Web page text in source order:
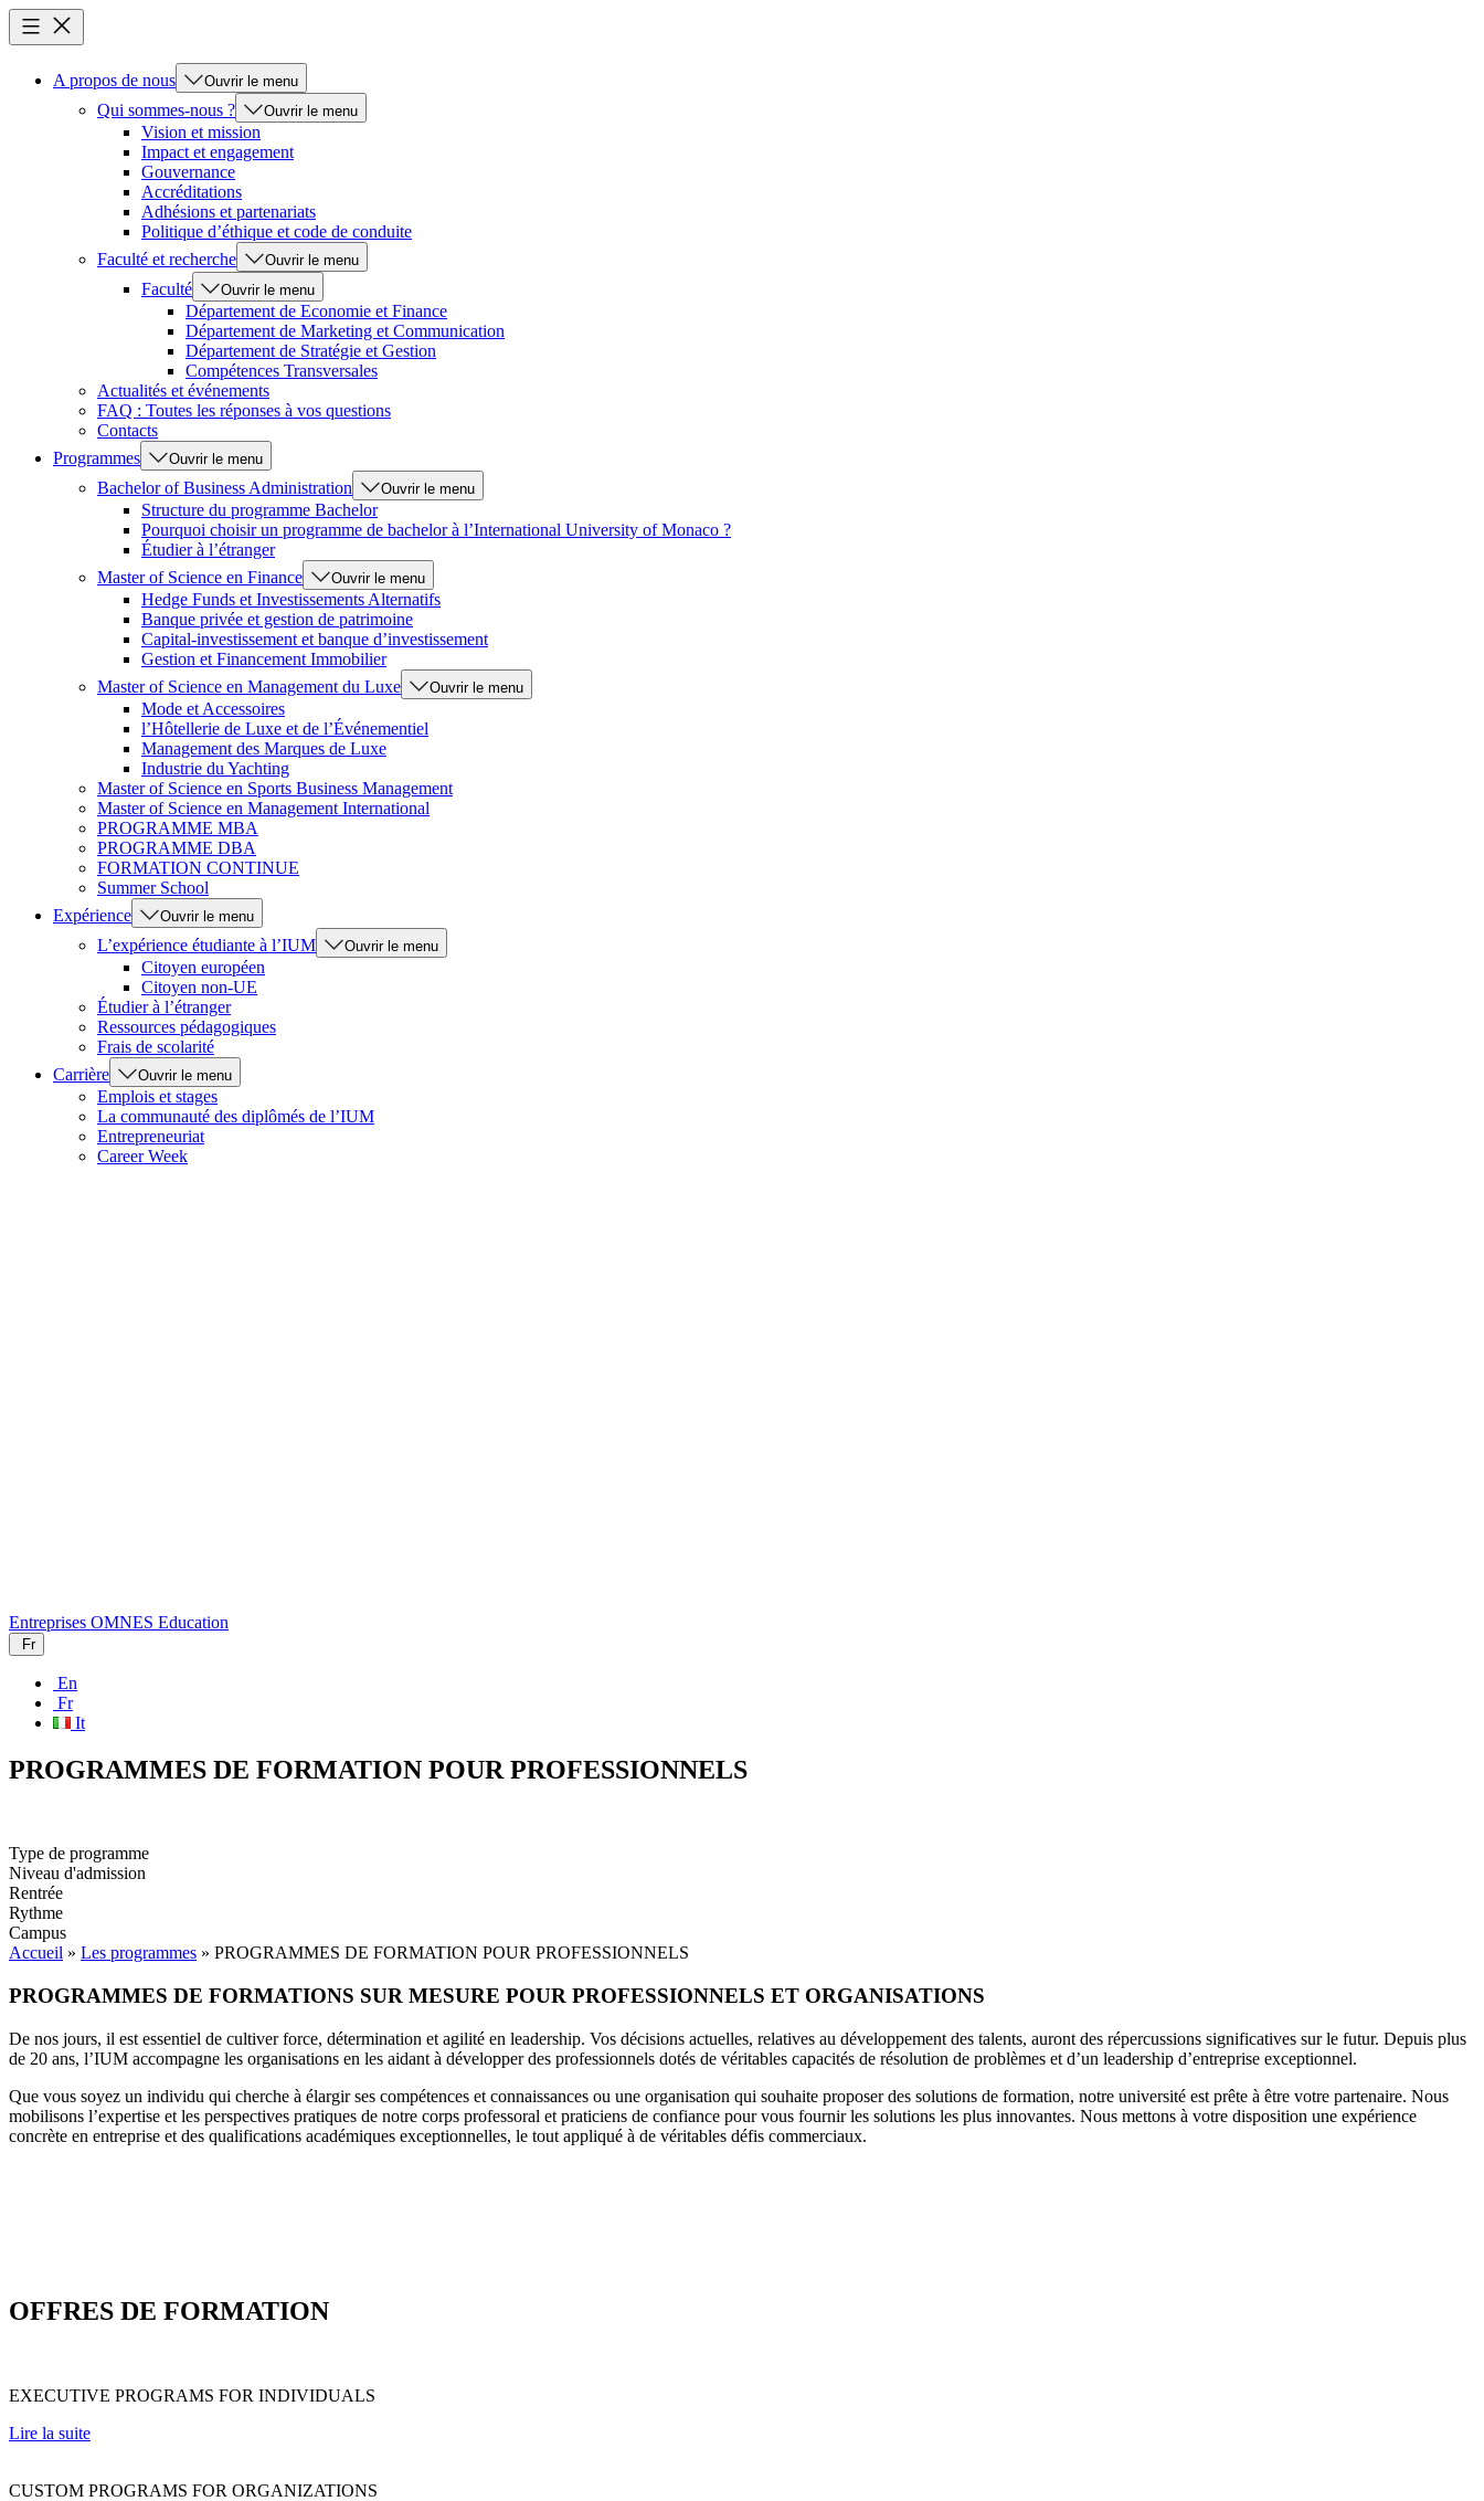
A propos de nous Ouvrir le menu
Qui sommes-nous ? Ouvrir le menu
Vision et mission
Impact et engagement
Gouvernance
Accréditations
Adhésions et partenariats
Politique d’éthique et code de conduite
Faculté et recherche
Ouvrir le menu
Faculté Ouvrir le menu
Département de Economie et Finance
Département de Marketing et Communication
Département de Stratégie et Gestion
Compétences Transversales
Actualités et événements
FAQ : Toutes les réponses à vos questions
Contacts
Programmes
Ouvrir le menu
Bachelor of Business Administration Ouvrir le menu
Structure du programme Bachelor
Pourquoi choisir un programme de bachelor à l’International University of Monaco ?
Étudier à l’étranger
Master of Science en Finance
Ouvrir le menu
Hedge Funds et Investissements Alternatifs
Banque privée et gestion de patrimoine
Capital-investissement et banque d’investissement
Gestion et Financement Immobilier
Master of Science en Management du Luxe
Ouvrir le menu
Mode et Accessoires
l’Hôtellerie de Luxe et de l’Événementiel
Management des Marques de Luxe
Industrie du Yachting
Master of Science en Sports Business Management
Master of Science en Management International
PROGRAMME MBA
PROGRAMME DBA
FORMATION CONTINUE
Summer School
Expérience
Ouvrir le menu
L’expérience étudiante à l’IUM Ouvrir le menu
Citoyen européen
Citoyen non-UE
Étudier à l’étranger
Ressources pédagogiques
Frais de scolarité
Carrière
Ouvrir le menu
Emplois et stages
La communauté des diplômés de l’IUM
Entrepreneuriat
Career Week
Entreprises OMNES Education
Fr
En
Fr
It
PROGRAMMES DE FORMATION POUR PROFESSIONNELS
Type de programme
Niveau d'admission
Rentrée
Rythme
Campus
Accueil » Les programmes » PROGRAMMES DE FORMATION POUR PROFESSIONNELS
PROGRAMMES DE FORMATIONS SUR MESURE POUR PROFESSIONNELS ET ORGANISATIONS
De nos jours, il est essentiel de cultiver force, détermination et agilité en leadership. Vos décisions actuelles, relatives au développement des talents, auront des répercussions significatives sur le futur. Depuis plus
de 20 ans, l’IUM accompagne les organisations en les aidant à développer des professionnels dotés de véritables capacités de résolution de problèmes et d’un leadership d’entreprise exceptionnel.
Que vous soyez un individu qui cherche à élargir ses compétences et connaissances ou une organisation qui souhaite proposer des solutions de formation, notre université est prête à être votre partenaire. Nous
mobilisons l’expertise et les perspectives pratiques de notre corps professoral et praticiens de confiance pour vous fournir les solutions les plus innovantes. Nous mettons à votre disposition une expérience
concrète en entreprise et des qualifications académiques exceptionnelles, le tout appliqué à de véritables défis commerciaux.
OFFRES DE FORMATION
EXECUTIVE PROGRAMS FOR INDIVIDUALS
Lire la suite
CUSTOM PROGRAMS FOR ORGANIZATIONS